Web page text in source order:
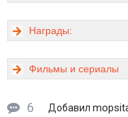
Награды:
Фильмы и сериалы
6 Добавил